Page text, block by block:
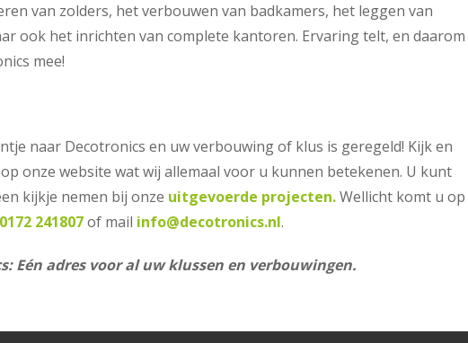
van zolders, het verbouwen van badkamers, het leggen van
ook het inrichten van complete kantoren. Ervaring telt, en daarom
mee!
naar Decotronics en uw verbouwing of klus is geregeld! Kijk en
onze website wat wij allemaal voor u kunnen betekenen. U kunt
kijkje nemen bij onze uitgevoerde projecten.Wellicht komt u op
0172 241807of mail info@decotronics.nl.
Eén adres voor al uw klussen en verbouwingen.